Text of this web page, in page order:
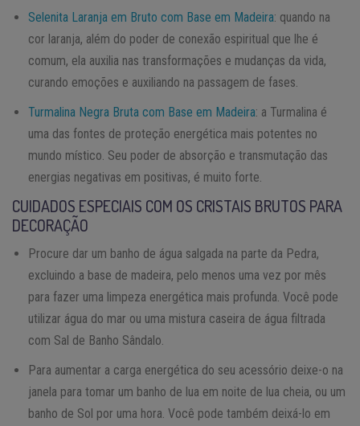
Selenita Laranja em Bruto com Base em Madeira: quando na
cor laranja, além do poder de conexão espiritual que lhe é
comum, ela auxilia nas transformações e mudanças da vida,
curando emoções e auxiliando na passagem de fases.
Turmalina Negra Bruta com Base em Madeira: a Turmalina é
uma das fontes de proteção energética mais potentes no
mundo místico. Seu poder de absorção e transmutação das
energias negativas em positivas, é muito forte.
CUIDADOS ESPECIAIS COM OS CRISTAIS BRUTOS PARA
DECORAÇÃO
Procure dar um banho de água salgada na parte da Pedra,
excluindo a base de madeira, pelo menos uma vez por mês
para fazer uma limpeza energética mais profunda. Você pode
utilizar água do mar ou uma mistura caseira de água filtrada
com Sal de Banho Sândalo.
Para aumentar a carga energética do seu acessório deixe-o na
janela para tomar um banho de lua em noite de lua cheia, ou um
banho de Sol por uma hora. Você pode também deixá-lo em